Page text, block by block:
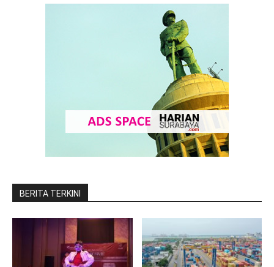
BERITA TERKINI